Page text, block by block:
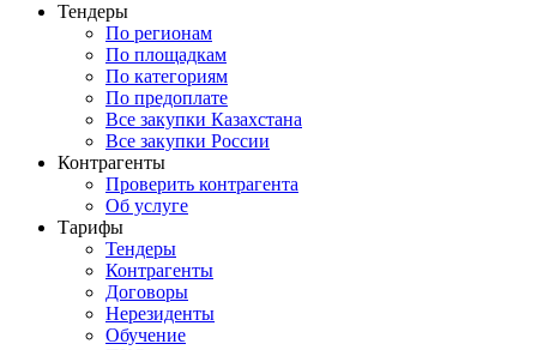
Тендеры
По регионам
По площадкам
По категориям
По предоплате
Все закупки Казахстана
Все закупки России
Контрагенты
Проверить контрагента
Об услуге
Тарифы
Тендеры
Контрагенты
Договоры
Нерезиденты
Обучение